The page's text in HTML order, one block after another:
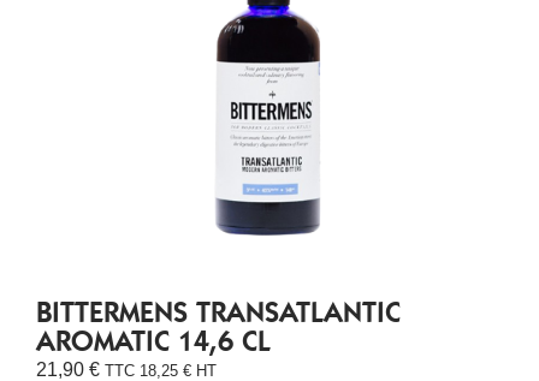
BITTERMENS TRANSATLANTIC
AROMATIC 14,6 CL
21,90 € TTC 18,25 € HT